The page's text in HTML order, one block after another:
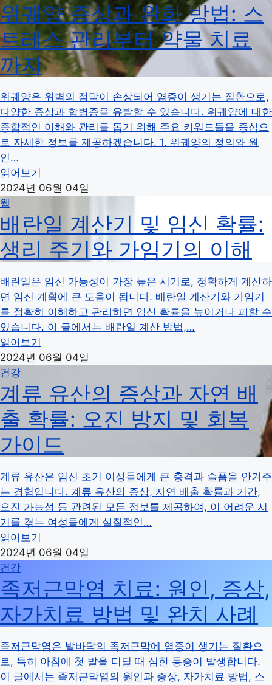
위궤양 증상과 완화 방법: 스
트레스 관리부터 약물 치료
까지
위궤양은 위벽의 점막이 손상되어 염증이 생기는 질환으로,
다양한 증상과 합병증을 유발할 수 있습니다. 위궤양에 대한
종합적인 이해와 관리를 돕기 위해 주요 키워드들을 중심으
로 자세한 정보를 제공하겠습니다. 1. 위궤양의 정의와 원
인…
읽어보기
2024년 06월 04일
웹
배란일 계산기 및 임신 확률:
생리 주기와 가임기의 이해
배란일은 임신 가능성이 가장 높은 시기로, 정확하게 계산하
면 임신 계획에 큰 도움이 됩니다. 배란일 계산기와 가임기
를 정확히 이해하고 관리하면 임신 확률을 높이거나 피할 수
있습니다. 이 글에서는 배란일 계산 방법,…
읽어보기
2024년 06월 04일
건강
계류 유산의 증상과 자연 배
출 확률: 오진 방지 및 회복
가이드
계류 유산은 임신 초기 여성들에게 큰 충격과 슬픔을 안겨주
는 경험입니다. 계류 유산의 증상, 자연 배출 확률과 기간,
오진 가능성 등 관련된 모든 정보를 제공하여, 이 어려운 시
기를 겪는 여성들에게 실질적인…
읽어보기
2024년 06월 04일
건강
족저근막염 치료: 원인, 증상,
자가치료 방법 및 완치 사례
족저근막염은 발바닥의 족저근막에 염증이 생기는 질환으
로, 특히 아침에 첫 발을 디딜 때 심한 통증이 발생합니다.
이 글에서는 족저근막염의 원인과 증상, 자가치료 방법, 스